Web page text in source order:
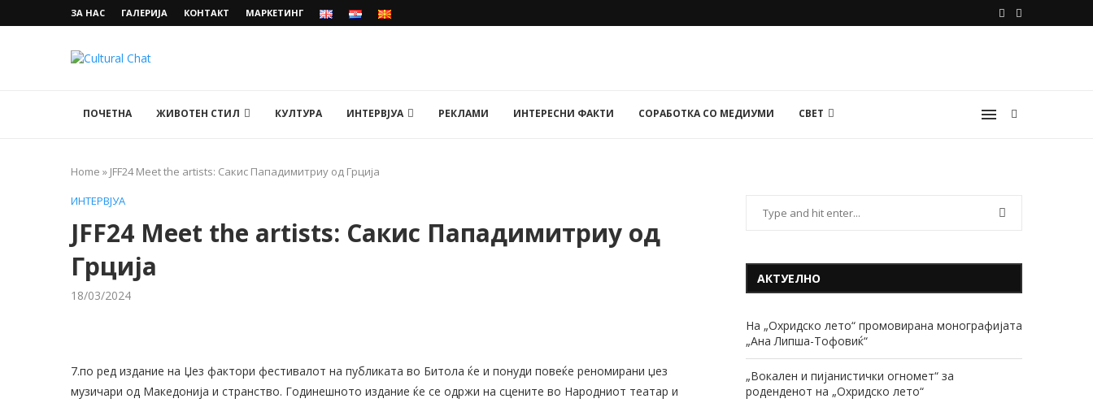
ЗА НАС ГАЛЕРИЈА КОНТАКТ МАРКЕТИНГ
ПОЧЕТНА ЖИВОТЕН СТИЛ КУЛТУРА ИНТЕРВЈУА РЕКЛАМИ ИНТЕРЕСНИ ФАКТИ СОРАБОТКА СО МЕДИУМИ СВЕТ
Home » JFF24 Meet the artists: Сакис Пападимитриу од Грција
ИНТЕРВЈУА
JFF24 Meet the artists: Сакис Пападимитриу од
Грција
18/03/2024
7.по ред издание на Џез фактори фестивалот на публиката во Битола ќе и понуди повеќе реномирани џез
музичари од Македонија и странство. Годинешното издание ќе се одржи на сцените во Народниот театар и
АКТУЕЛНО
На „Охридско лето“ промовирана монографијата
„Ана Липша-Тофовиќ“
„Вокален и пијанистички огномет“ за
роденденот на „Охридско лето“